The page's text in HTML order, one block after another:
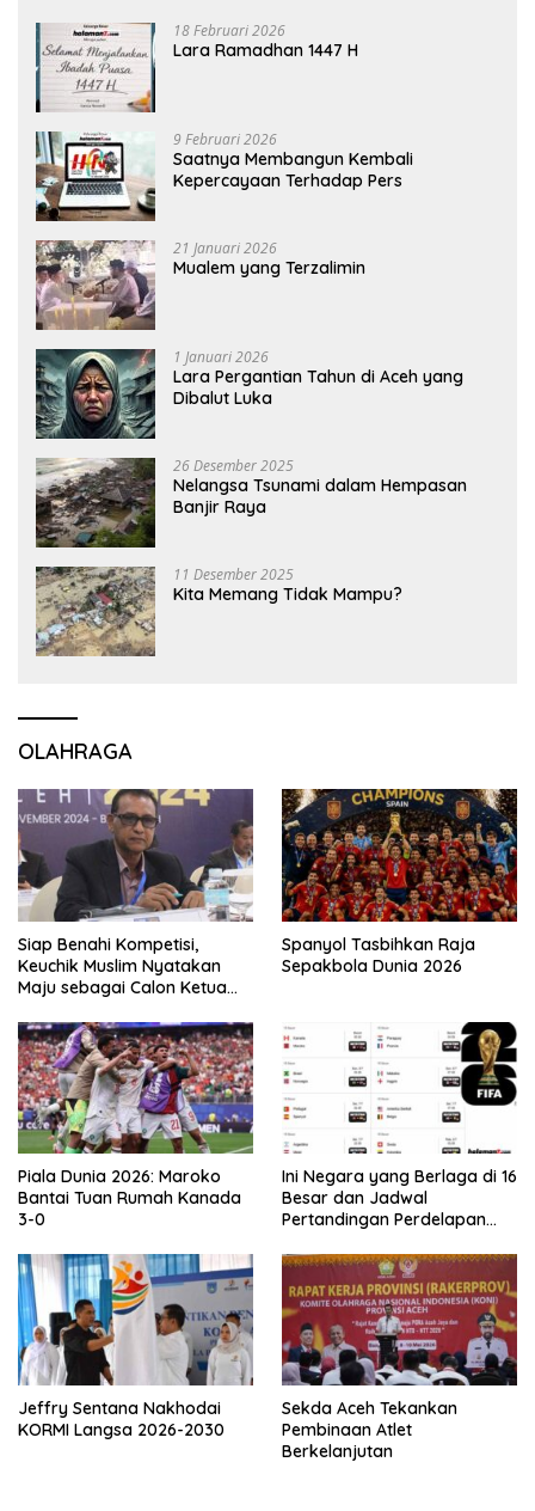
18 Februari 2026
Lara Ramadhan 1447 H
9 Februari 2026
Saatnya Membangun Kembali
Kepercayaan Terhadap Pers
21 Januari 2026
Mualem yang Terzalimin
1 Januari 2026
Lara Pergantian Tahun di Aceh yang
Dibalut Luka
26 Desember 2025
Nelangsa Tsunami dalam Hempasan
Banjir Raya
11 Desember 2025
Kita Memang Tidak Mampu?
OLAHRAGA
Siap Benahi Kompetisi,
Keuchik Muslim Nyatakan
Maju sebagai Calon Ketua
Spanyol Tasbihkan Raja
Sepakbola Dunia 2026
Piala Dunia 2026: Maroko
Bantai Tuan Rumah Kanada
3-0
Ini Negara yang Berlaga di 16
Besar dan Jadwal
Pertandingan Perdelapan
Jeffry Sentana Nakhodai
KORMI Langsa 2026-2030
Sekda Aceh Tekankan
Pembinaan Atlet
Berkelanjutan